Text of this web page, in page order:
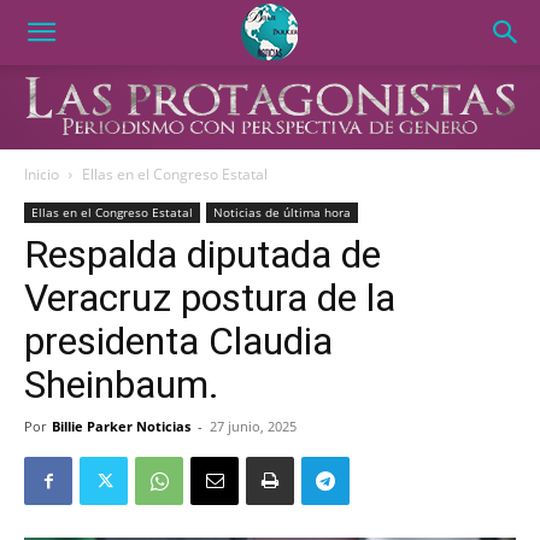
Inicio Ellas en el Congreso Estatal
Ellas en el Congreso Estatal Noticias de última hora
Respalda diputada de
Veracruz postura de la
presidenta Claudia
Sheinbaum.
Por Billie Parker Noticias - 27 junio, 2025